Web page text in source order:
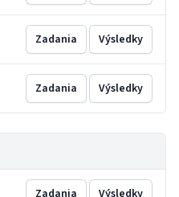
Zadania Výsledky
Zadania Výsledky
Zadania Výsledky